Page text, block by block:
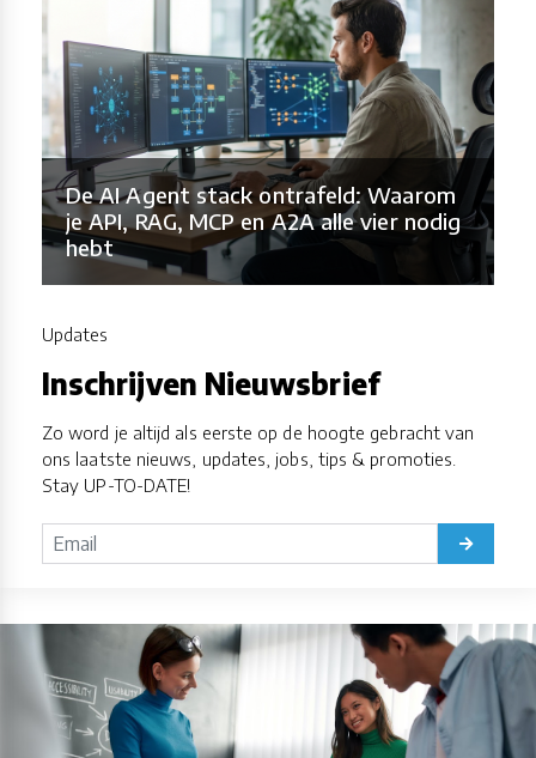
De AI Agent stack ontrafeld: Waarom
je API, RAG, MCP en A2A alle vier nodig
hebt
Updates
Inschrijven Nieuwsbrief
Zo word je altijd als eerste op de hoogte gebracht van
ons laatste nieuws, updates, jobs, tips & promoties.
Stay UP-TO-DATE!